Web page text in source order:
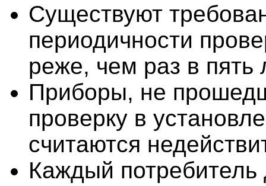
Существуют
периодичности
реже, чем раз в пять
Приборы, не
проверку в
считаются
Каждый